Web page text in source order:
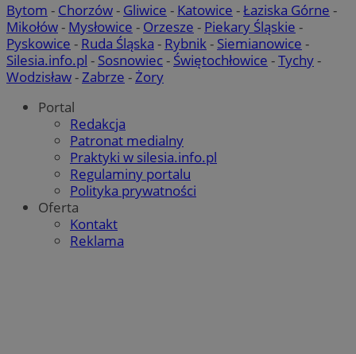
Bytom - Chorzów- Gliwice - Katowice -Łaziska Górne -
Mikołów- Mysłowice - Orzesze - Piekary Śląskie -
Pyskowice - Ruda Śląska - Rybnik- Siemianowice -
Silesia.info.pl - Sosnowiec- Świętochłowice -Tychy-
Wodzisław-Zabrze -Żory
Portal
Redakcja
Patronat medialny
Praktyki w silesia.info.pl
Regulaminy portalu
Polityka prywatności
Oferta
Kontakt
Reklama